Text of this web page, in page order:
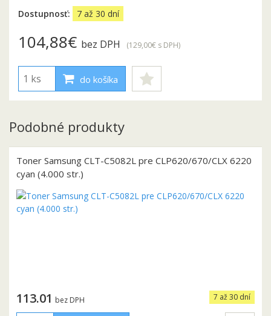
Dostupnosť:
7 až 30 dní
104,88€ bez DPH (129,00€ s DPH)
do košíka
Podobné produkty
Toner Samsung CLT-C5082L pre CLP620/670/CLX 6220
cyan (4.000 str.)
7 až 30 dní
113.01 bez DPH